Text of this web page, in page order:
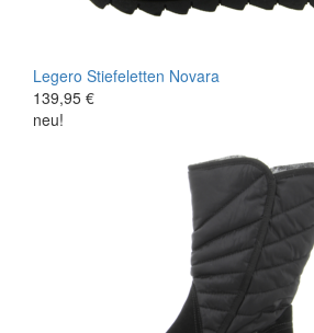
Legero Stiefeletten Novara
139,95 €
neu!